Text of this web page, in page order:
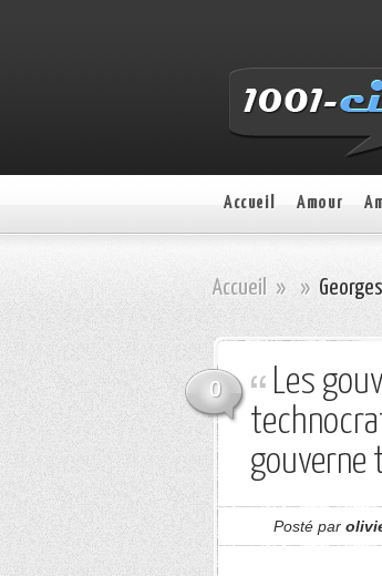
Accueil Amour
Accueil » »
0
Les
gouverne
Posté par